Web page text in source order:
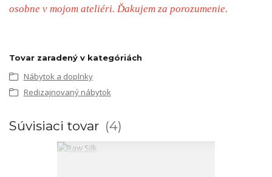
osobne v mojom ateliéri. Ďakujem za porozumenie.
Tovar zaradený v kategóriách
Nábytok a doplnky
Redizajnovaný nábytok
Súvisiaci tovar 4